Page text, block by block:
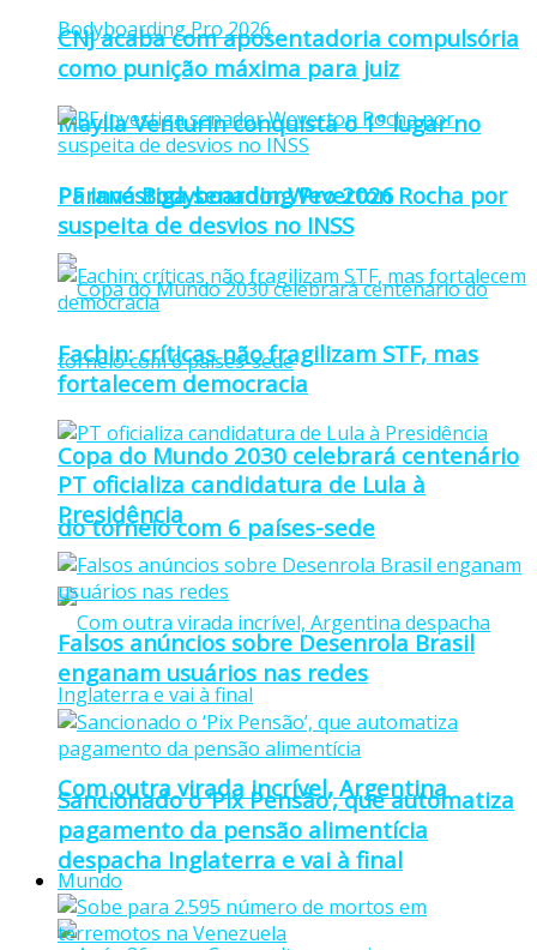
Maylla Venturin conquista o 1º lugar no
Paraná Bodyboarding Pro 2026
Copa do Mundo 2030 celebrará centenário
do torneio com 6 países-sede
Com outra virada incrível, Argentina
despacha Inglaterra e vai à final
CNJ acaba com aposentadoria compulsória
como punição máxima para juiz
PF investiga senador Weverton Rocha por
suspeita de desvios no INSS
Fachin: críticas não fragilizam STF, mas
fortalecem democracia
PT oficializa candidatura de Lula à
Presidência
Falsos anúncios sobre Desenrola Brasil
enganam usuários nas redes
Sancionado o ‘Pix Pensão’, que automatiza
pagamento da pensão alimentícia
Mundo